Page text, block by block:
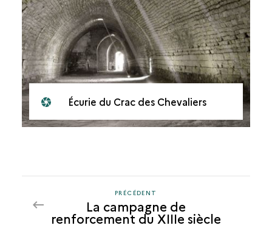
Écurie du Crac des Chevaliers
PRÉCÉDENT
LA
GRAND'SALLE
PRÉCÉDENT
La campagne de
renforcement du XIIIe siècle